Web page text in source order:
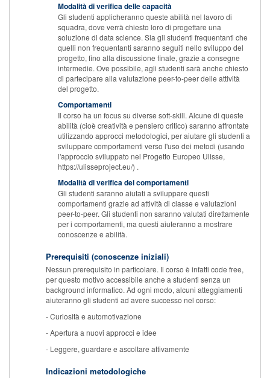
Modalità di verifica delle capacità
Gli studenti applicheranno queste abilità nel lavoro di
squadra, dove verrà chiesto loro di progettare una
soluzione di data science. Sia gli studenti frequentanti che
quelli non frequentanti saranno seguiti nello sviluppo del
progetto, fino alla discussione finale, grazie a consegne
intermedie. Ove possibile, agli studenti sarà anche chiesto
di partecipare alla valutazione peer-to-peer delle attività
del progetto.
Comportamenti
Il corso ha un focus su diverse soft-skill. Alcune di queste
abilità (cioè creatività e pensiero critico) saranno affrontate
utilizzando approcci metodologici, per aiutare gli studenti a
sviluppare comportamenti verso l'uso dei metodi (usando
l'approccio sviluppato nel Progetto Europeo Ulisse,
https://ulisseproject.eu/) .
Modalità di verifica dei comportamenti
Gli studenti saranno aiutati a sviluppare questi
comportamenti grazie ad attività di classe e valutazioni
peer-to-peer. Gli studenti non saranno valutati direttamente
per i comportamenti, ma questi aiuteranno a mostrare
conoscenze e abilità.
Prerequisiti (conoscenze iniziali)
Nessun prerequisito in particolare. Il corso è infatti code free,
per questo motivo accessibile anche a studenti senza un
background informatico. Ad ogni modo, alcuni atteggiamenti
aiuteranno gli studenti ad avere successo nel corso:
- Curiosità e automotivazione
- Apertura a nuovi approcci e idee
- Leggere, guardare e ascoltare attivamente
Indicazioni metodologiche